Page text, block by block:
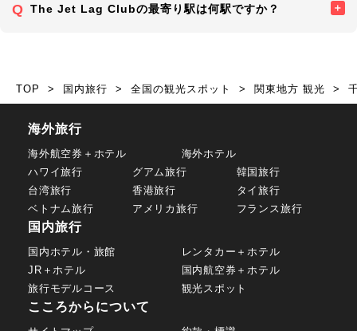
The Jet Lag Clubの最寄り駅は何駅ですか？
TOP 国内旅行 全国の観光スポット 関東地方 観光
海外旅行
海外航空券＋ホテル
海外ホテル
ハワイ旅行
グアム旅行
韓国旅行
台湾旅行
香港旅行
タイ旅行
ベトナム旅行
アメリカ旅行 フランス旅行
国内旅行
国内ホテル・旅館
レンタカー＋ホテル
JR＋ホテル
国内航空券＋ホテル
旅行モデルコース
観光スポット
こころからについて